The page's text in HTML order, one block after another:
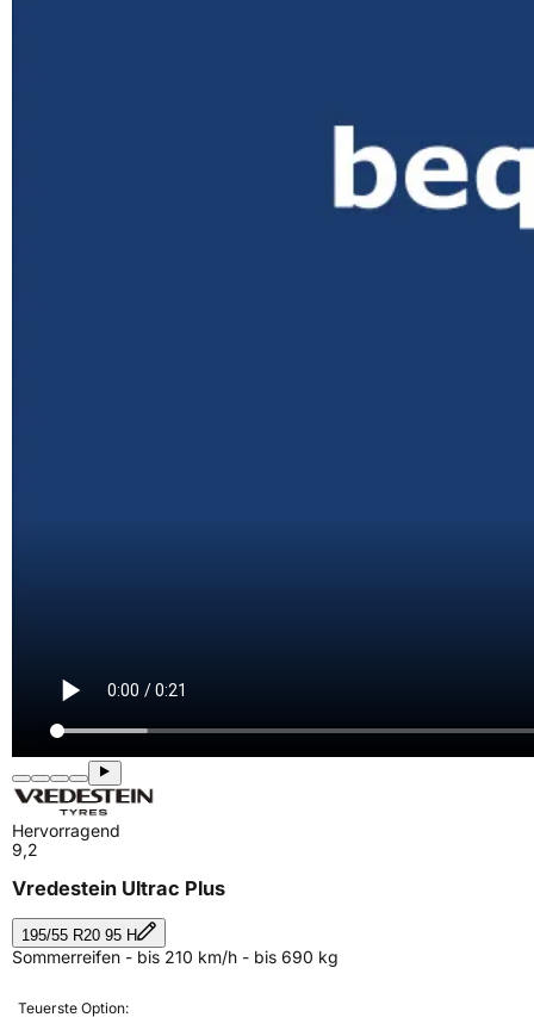
Hervorragend
9,2
Vredestein Ultrac Plus
195/55 R20 95 H
Sommerreifen - bis 210 km/h - bis 690 kg
Teuerste Option: